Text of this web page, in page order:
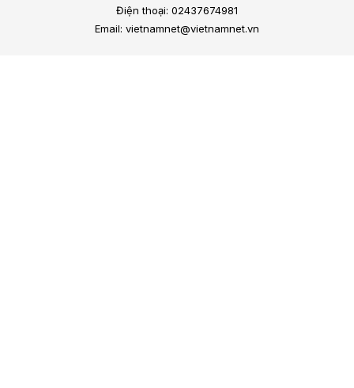
Điện thoại: 02437674981
Email: vietnamnet@vietnamnet.vn